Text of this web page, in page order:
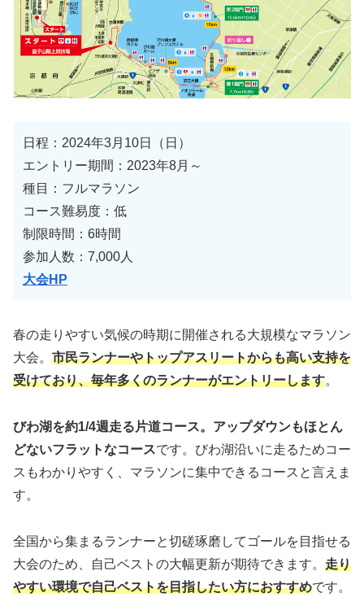
日程：2024年3月10日（日）
エントリー期間：2023年8月～
種目：フルマラソン
コース難易度：低
制限時間：6時間
参加人数：7,000人
大会HP
春の走りやすい気候の時期に開催される大規模なマラソン
大会。 市民ランナーやトップアスリートからも高い支持を
受けており、毎年多くのランナーがエントリーします。
びわ湖を約1/4週走る片道コース。アップダウンもほとん
どないフラットなコースです。びわ湖沿いに走るためコー
スもわかりやすく、マラソンに集中できるコースと言えま
す。
全国から集まるランナーと切磋琢磨してゴールを目指せる
大会のため、自己ベストの大幅更新が期待できます。 走り
やすい環境で自己ベストを目指したい方におすすめです。